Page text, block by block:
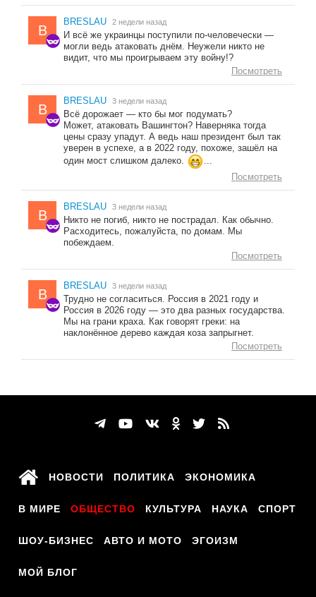
B
BRESLAU 2 недели назад
И всё же украинцы поступили по-человечески —
могли ведь атаковать днём. Неужели никто не
видит, что мы проигрываем эту войну!?
Посмотреть
B
BRESLAU 3 недели назад
Всё дорожает — кто бы мог подумать?
Может, атаковать Вашингтон? Наверняка тогда
цены сразу упадут. А ведь наш президент был так
уверен в успехе, а в 2022 году, похоже, зашёл на
один мост слишком далеко.
...
Посмотреть
B
BRESLAU 3 недели назад
Никто не погиб, никто не пострадал. Как обычно.
Расходитесь, пожалуйста, по домам. Мы
побеждаем.
Посмотреть
B
BRESLAU 3 недели назад
Трудно не согласиться. Россия в 2021 году и
Россия в 2026 году — это два разных государства.
Мы на грани краха. Как говорят греки: на
наклонённое дерево каждая коза запрыгнет.
Посмотреть
НОВОСТИ ПОЛИТИКА ЭКОНОМИКА
В МИРЕ ОБЩЕСТВО КУЛЬТУРА НАУКА СПОРТ
ШОУ-БИЗНЕС АВТО И МОТО ЭГОИЗМ
МОЙ БЛОГ